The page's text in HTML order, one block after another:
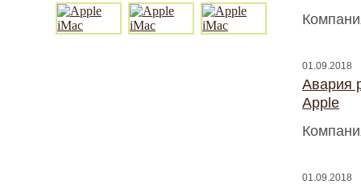
01.09.2018
Авария
Apple
01.09.2018